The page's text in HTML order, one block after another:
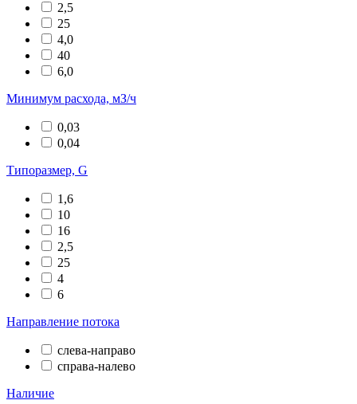
2,5
25
4,0
40
6,0
Минимум расхода, мЗ/ч
0,03
0,04
Типоразмер, G
1,6
10
16
2,5
25
4
6
Направление потока
слева-направо
справа-налево
Наличие